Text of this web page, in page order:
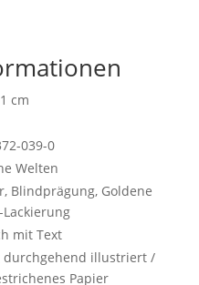
cm
039-0
Welten
Blindprägung, Goldene
Lackierung
mit Text
durchgehend illustriert /
Papier